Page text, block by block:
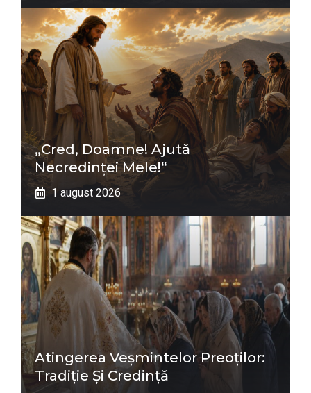
„Cred, Doamne! Ajută
Necredinţei Mele!“
1 august 2026
Atingerea Veșmintelor Preoților:
Tradiție Și Credință